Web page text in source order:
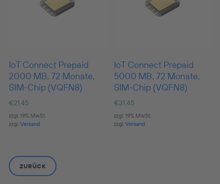
IoT Connect Prepaid
2000 MB, 72 Monate,
SIM-Chip (VQFN8)
€21,45
zzgl. 19% MwSt.
zzgl. Versand
IoT Connect Prepaid
5000 MB, 72 Monate,
SIM-Chip (VQFN8)
€31,45
zzgl. 19% MwSt.
zzgl.Versand
ZURÜCK